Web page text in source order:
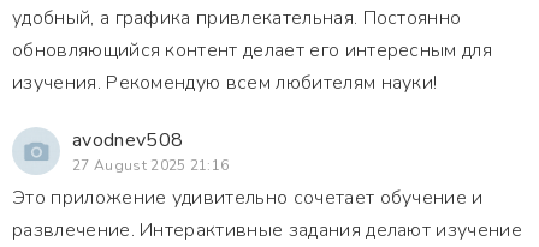
удобный, а графика привлекательная. Постоянно
обновляющийся контент делает его интересным для
изучения. Рекомендую всем любителям науки!
avodnev508
27 August 2025 21:16
Это приложение удивительно сочетает обучение и
развлечение. Интерактивные задания делают изучение